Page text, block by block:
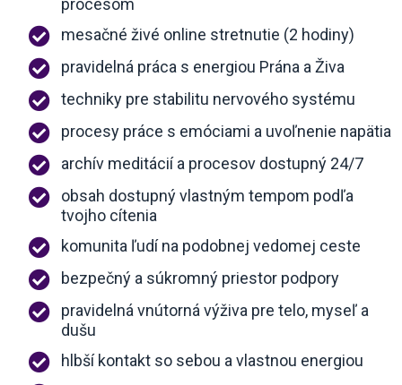
procesom
mesačné živé online stretnutie (2 hodiny)
pravidelná práca s energiou Prána a Živa
techniky pre stabilitu nervového systému
procesy práce s emóciami a uvoľnenie napätia
archív meditácií a procesov dostupný 24/7
obsah dostupný vlastným tempom podľa
tvojho cítenia
komunita ľudí na podobnej vedomej ceste
bezpečný a súkromný priestor podpory
pravidelná vnútorná výživa pre telo, myseľ a
dušu
hlbší kontakt so sebou a vlastnou energiou